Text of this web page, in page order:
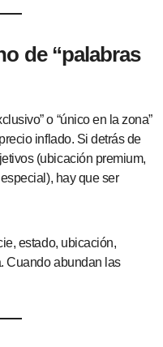
de “palabras
o “único en la zona”
inflado. Si detrás de
(ubicación premium,
hay que ser
estado, ubicación,
Cuando abundan las